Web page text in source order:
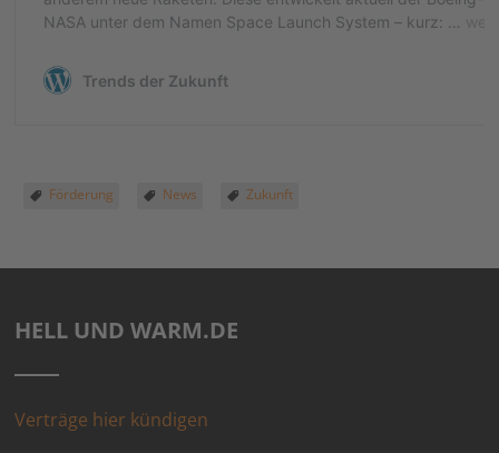
Förderung News Zukunft
HELL UND WARM.DE
Verträge hier kündigen